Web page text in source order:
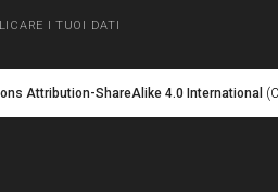
I TUOI DATI
Attribution-ShareAlike 4.0 International